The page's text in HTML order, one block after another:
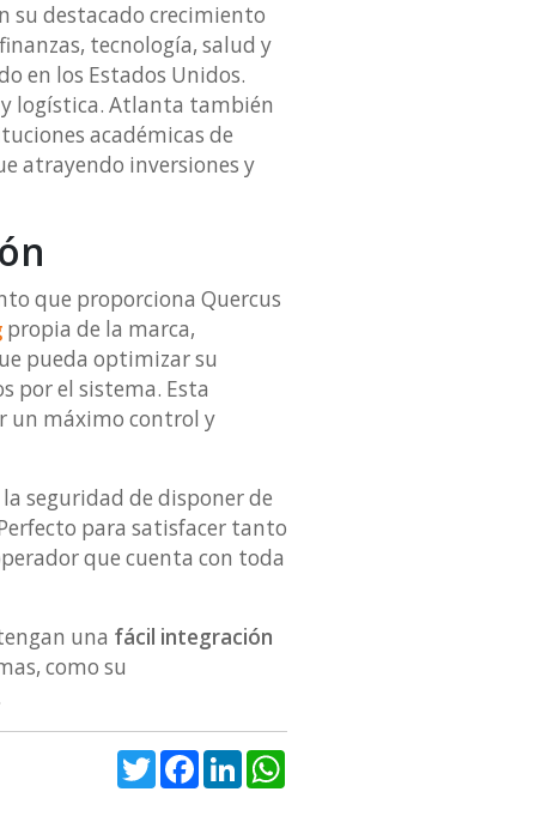
su destacado crecimiento
tecnología, salud y
en los Estados Unidos.
logística. Atlanta también
académicas de
atrayendo inversiones y
que proporciona Quercus
propia de la marca,
pueda optimizar su
por el sistema. Esta
un máximo control y
seguridad de disponer de
para satisfacer tanto
que cuenta con toda
una fácil integración
como su
TwitterFacebook
LinkedIn